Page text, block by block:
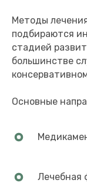
Методы
подбираются
стадией
большинстве
Основные
Лечебная